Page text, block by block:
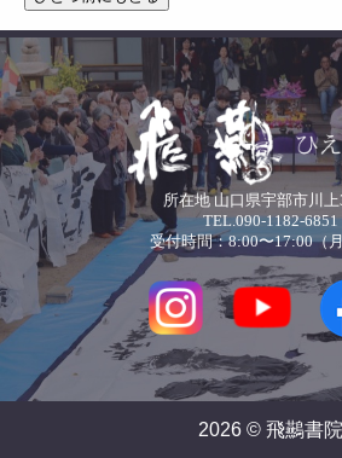
所在地 山口県宇部市川上
TEL.090-1182-6851
受付時間：8:00〜17:00（
2026 © 飛䴏書院